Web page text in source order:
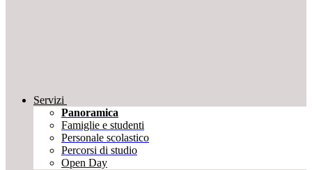
Servizi
Panoramica
Famiglie e studenti
Personale scolastico
Percorsi di studio
Open Day